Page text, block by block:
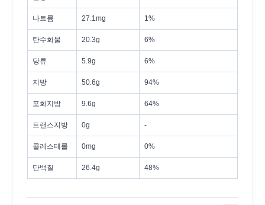
나트륨 27.1mg 1%
탄수화물 20.3g 6%
당류 5.9g 6%
지방 50.6g 94%
포화지방 9.6g 64%
트랜스지방 0g -
콜레스테롤 0mg 0%
단백질 26.4g 48%